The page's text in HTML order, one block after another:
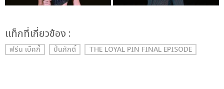
เเท็กที่เกี่ยวข้อง :
ฟรีน เบ็คกี้ ปิ่นภักดิ์ THE LOYAL PIN FINAL EPISODE